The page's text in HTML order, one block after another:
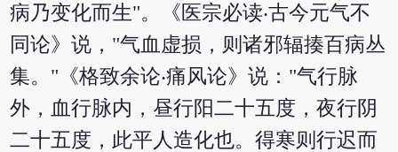
病乃变化而生"。《医宗必读‧古今元气不
同论》说，"气血虚损，则诸邪辐揍百病丛
集。"《格致余论‧痛风论》说："气行脉
外，血行脉内，昼行阳二十五度，夜行阴
二十五度，此平人造化也。得寒则行迟而